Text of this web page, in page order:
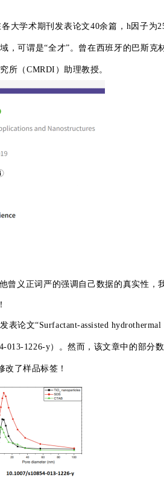
大学术期刊发表论文40余篇，h因子为2
，可谓是“全才”。曾在西班牙的巴斯克
所（CMRDI ）助理教授。
曾义正词严的强调自己数据的真实性，
表论文“Surfactant-assisted hydrothermal
013-1226-y）。然而，该文章中的部分
了样品标签！